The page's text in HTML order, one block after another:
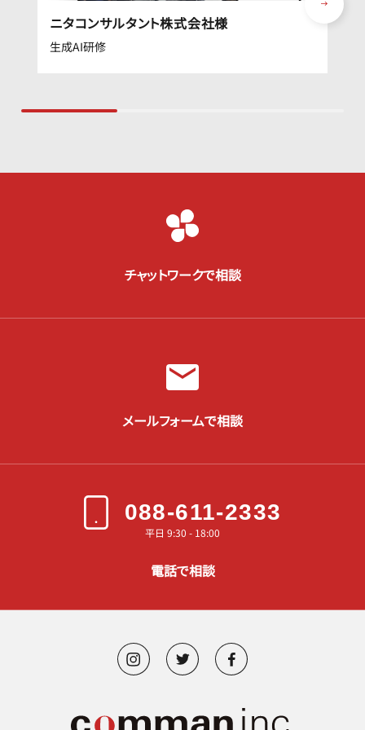
ニタコンサルタント株式会社様
生成AI研修
チャットワークで相談
メールフォームで相談
088-611-2333
平日 9:30 - 18:00
電話で相談